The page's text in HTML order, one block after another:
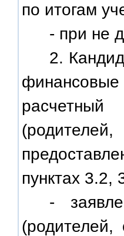
по итогам
- при не
2.
расчетный
пунктах 3.2,
-